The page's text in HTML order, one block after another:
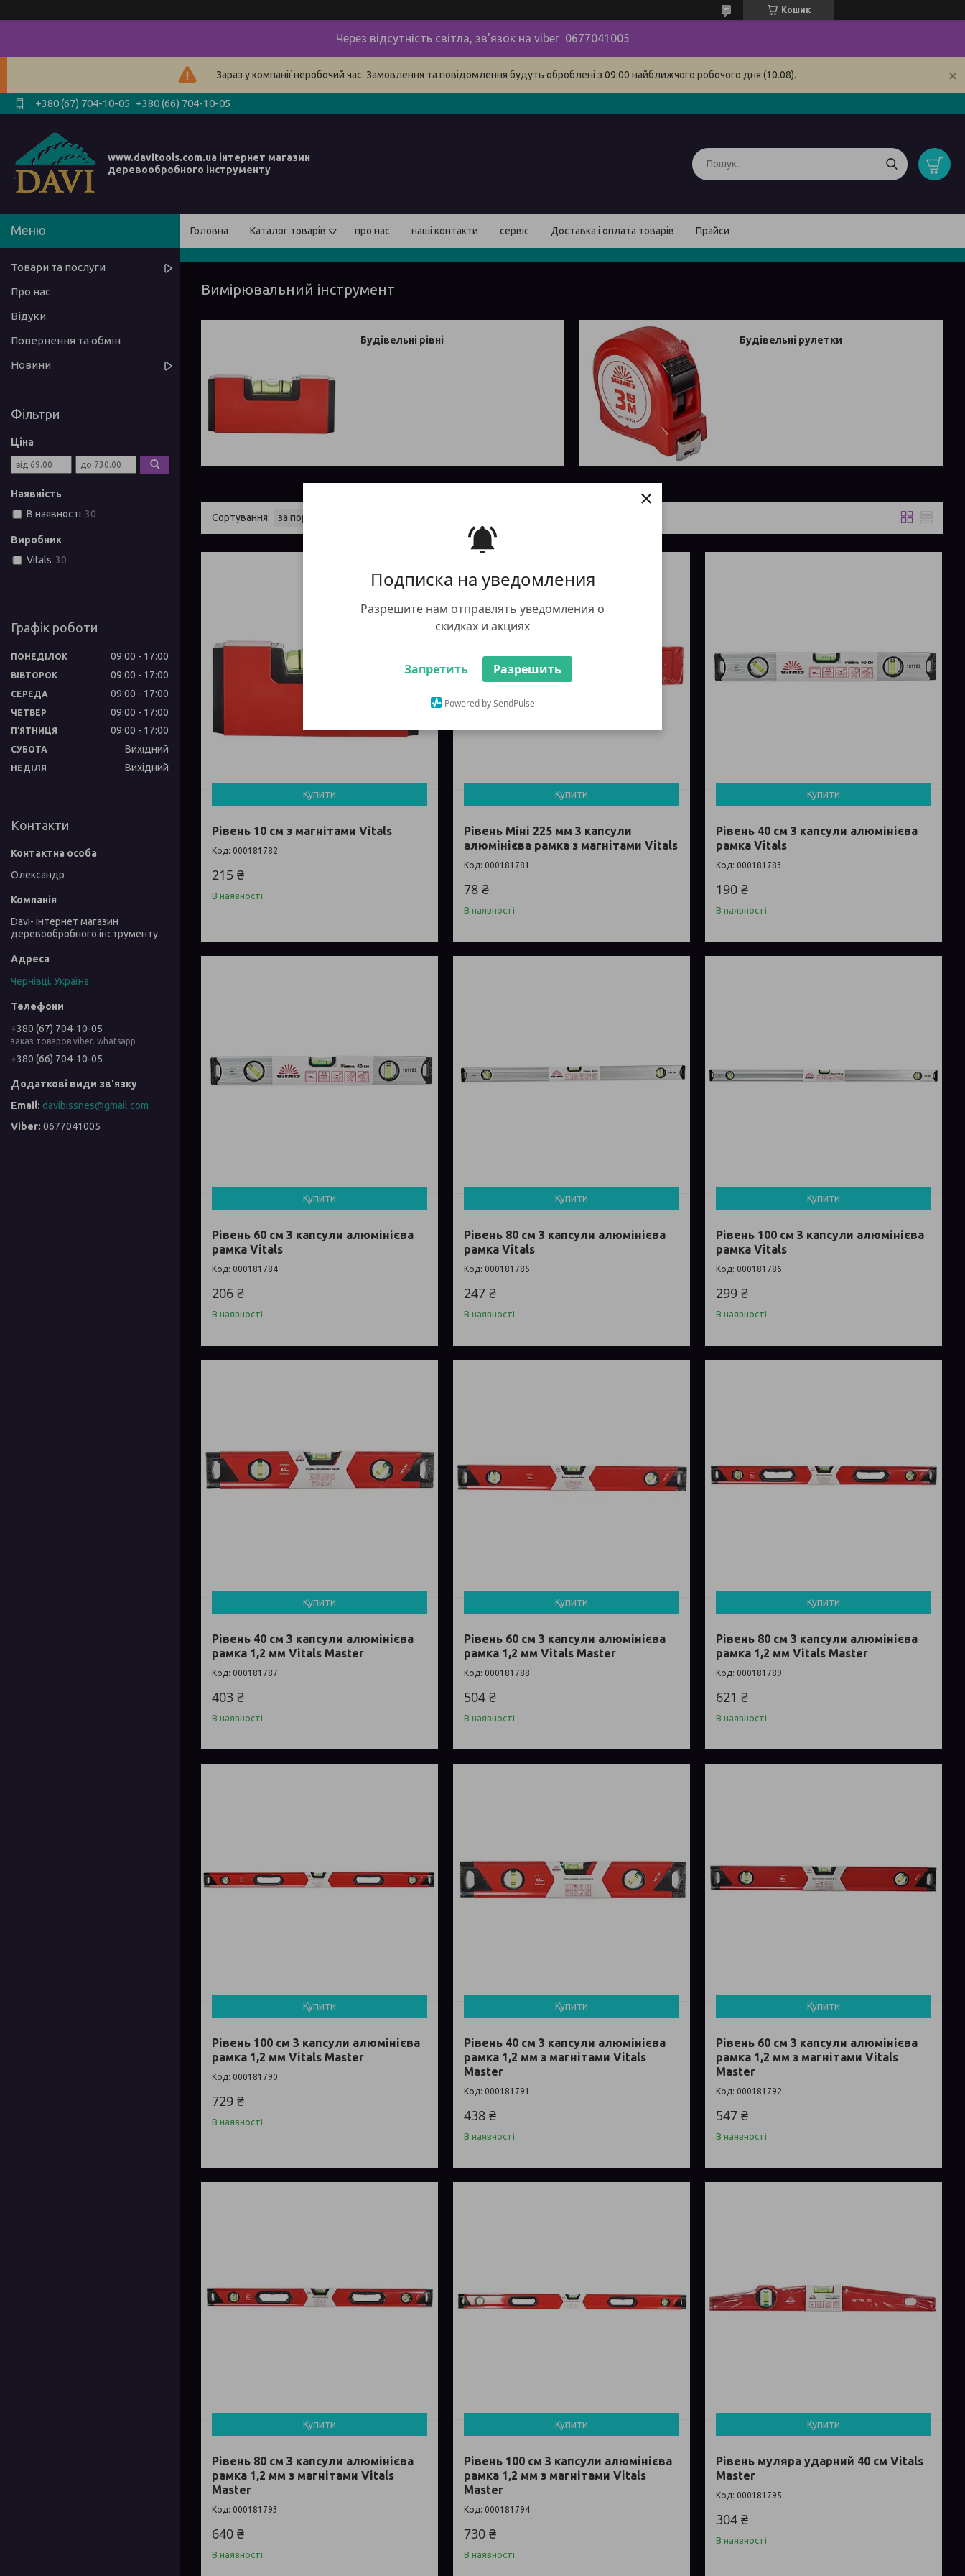
Подписка на уведомления
Разрешите нам отправлять уведомления о
скидках и акциях
Запретить Разрешить
Powered by SendPulse
×
Кошик
Через відсутність світла, зв'язок на viber 0677041005
Зараз у компанії неробочий час. Замовлення та повідомлення будуть оброблені з 09:00 найближчого робочого дня (10.08).
+380 (67) 704-10-05 +380 (66) 704-10-05
www.davitools.com.ua інтернет магазин
деревообробного інструменту
Головна Каталог товарів про нас наші контакти сервіс Доставка і оплата товарів Прайси
Вимірювальний інструмент
Будівельні рівні Будівельні рулетки
Купити
Рівень 10 см з магнітами Vitals
000181782
215 ₴
В наявності
Купити
Рівень Міні 225 мм 3 капсули
алюмінієва рамка з магнітами Vitals
000181781
78 ₴
В наявності
Купити
Рівень 40 см 3 капсули алюмінієва
рамка Vitals
000181783
190 ₴
В наявності
Купити
Рівень 60 см 3 капсули алюмінієва
рамка Vitals
000181784
206 ₴
В наявності
Купити
Рівень 80 см 3 капсули алюмінієва
рамка Vitals
000181785
247 ₴
В наявності
Купити
Рівень 100 см 3 капсули алюмінієва
рамка Vitals
000181786
299 ₴
В наявності
Купити
Рівень 40 см 3 капсули алюмінієва
рамка 1,2 мм Vitals Master
000181787
403 ₴
В наявності
Купити
Рівень 60 см 3 капсули алюмінієва
рамка 1,2 мм Vitals Master
000181788
504 ₴
В наявності
Купити
Рівень 80 см 3 капсули алюмінієва
рамка 1,2 мм Vitals Master
000181789
621 ₴
В наявності
Купити
Рівень 100 см 3 капсули алюмінієва
рамка 1,2 мм Vitals Master
000181790
729 ₴
В наявності
Купити
Рівень 40 см 3 капсули алюмінієва
рамка 1,2 мм з магнітами Vitals
Master
000181791
438 ₴
В наявності
Купити
Рівень 60 см 3 капсули алюмінієва
рамка 1,2 мм з магнітами Vitals
Master
000181792
547 ₴
В наявності
Купити
Рівень 80 см 3 капсули алюмінієва
рамка 1,2 мм з магнітами Vitals
Master
000181793
640 ₴
В наявності
Купити
Рівень 100 см 3 капсули алюмінієва
рамка 1,2 мм з магнітами Vitals
Master
000181794
730 ₴
В наявності
Купити
Рівень муляра ударний 40 см Vitals
Master
000181795
304 ₴
В наявності
Товари та послуги
Про нас
Відуки
Повернення та обмін
Новини
Фільтри
Ціна
Наявність
В наявності 30
Виробник
Vitals 30
Графік роботи
ПОНЕДІЛОК 09:00 17:00
ВІВТОРОК 09:00 17:00
СЕРЕДА 09:00 17:00
ЧЕТВЕР 09:00 17:00
ПʼЯТНИЦЯ 09:00 17:00
СУБОТА Вихідний
НЕДІЛЯ Вихідний
Контакти
Олександр
Davi- інтернет магазин
деревообробного інструменту
Чернівці, Україна
+380 (67) 704-10-05
заказ товаров viber. whatsapp
+380 (66) 704-10-05
davibissnes@gmail.com
0677041005